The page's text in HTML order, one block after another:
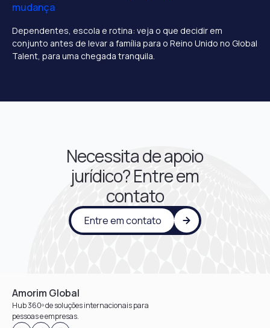
mudança
Dependentes, escola e rotina: veja o que decidir em
conjunto antes de levar a família para o Reino Unido no Global
Talent, para uma chegada tranquila.
Necessita de apoio
jurídico? Entre em
contato
Entre em contato
Amorim Global
Hub 360º de soluções internacionais para
pessoas e empresas.